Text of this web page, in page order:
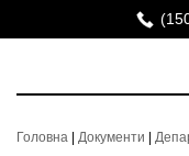
Головна Документи